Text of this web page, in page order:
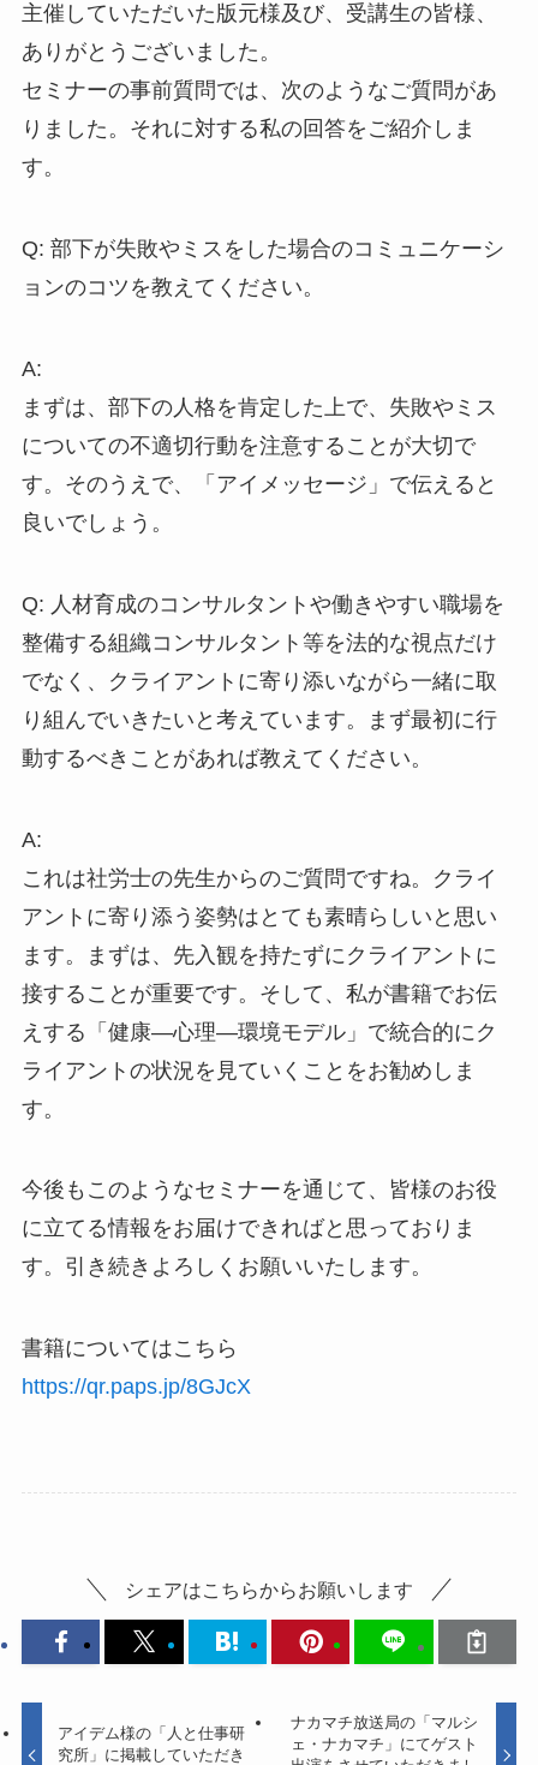
主催していただいた版元様及び、受講生の皆様、
ありがとうございました。
セミナーの事前質問では、次のようなご質問があ
りました。それに対する私の回答をご紹介しま
す。
Q: 部下が失敗やミスをした場合のコミュニケーシ
ョンのコツを教えてください。
A:
まずは、部下の人格を肯定した上で、失敗やミス
についての不適切行動を注意することが大切で
す。そのうえで、「アイメッセージ」で伝えると
良いでしょう。
Q: 人材育成のコンサルタントや働きやすい職場を
整備する組織コンサルタント等を法的な視点だけ
でなく、クライアントに寄り添いながら一緒に取
り組んでいきたいと考えています。まず最初に行
動するべきことがあれば教えてください。
A:
これは社労士の先生からのご質問ですね。クライ
アントに寄り添う姿勢はとても素晴らしいと思い
ます。まずは、先入観を持たずにクライアントに
接することが重要です。そして、私が書籍でお伝
えする「健康―心理―環境モデル」で統合的にク
ライアントの状況を見ていくことをお勧めしま
す。
今後もこのようなセミナーを通じて、皆様のお役
に立てる情報をお届けできればと思っておりま
す。引き続きよろしくお願いいたします。
書籍についてはこちら
https://qr.paps.jp/8GJcX
シェアはこちらからお願いします
アイデム様の「人と仕事研
究所」に掲載していただき
ナカマチ放送局の「マルシ
ェ・ナカマチ」にてゲスト